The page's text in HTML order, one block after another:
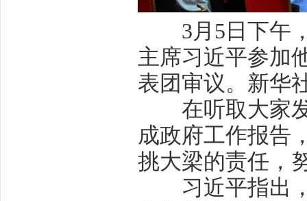
3月5日下午，
主席习近平参加
表团审议。新华
在听取大家发
成政府工作报告
挑大梁的责任，
习近平指出，